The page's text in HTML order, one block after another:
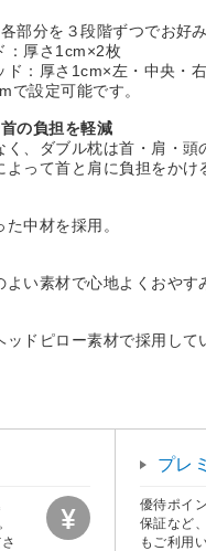
部分を３段階ずつでお好
：厚さ1cm×2枚
：厚さ1cm×左・中央・
で設定可能です。
の負担を軽減
、ダブル枕は首・肩・頭
って首と肩に負担をかけ
中材を採用。
い素材で心地よくおやす
ドピロー素材で採用し
プレ
優待ポイ
保証など
もご利用